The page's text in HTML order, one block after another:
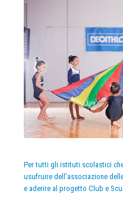
Per tutti gli istituti scolastici
usufruire dell’associazione
e aderire al progetto Club e